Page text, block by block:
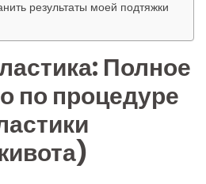
результаты моей подтяжки
Полное
по процедуре